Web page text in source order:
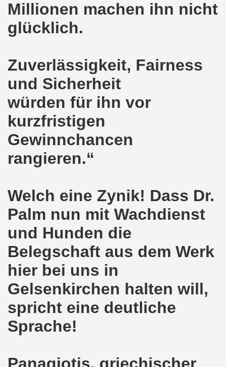
Millionen machen ihn nicht
glücklich.
Zuverlässigkeit, Fairness
und Sicherheit
würden für ihn vor
kurzfristigen
Gewinnchancen
rangieren.“
Welch eine Zynik! Dass Dr.
Palm nun mit Wachdienst
und Hunden die
Belegschaft aus dem Werk
hier bei uns in
Gelsenkirchen halten will,
spricht eine deutliche
Sprache!
Panagiotis, griechischer
wünscht allen Freundinnen und wünscht allen
Bewegung am 10.12.2018 mit gelben Westen und
Bewegung Gelsenkirchen mit Frank Oettler
Bewegung findet ausnahmsweise am 03.12.2018 in
vor dem Amtsgericht Gelsenkirchen: Weg mit der
Montagsdemo-Bewegung ist und bleibt wirklich jetzt
Bewegung ruft auf am 05.11.2018 zur Solidarität mit
am 24.09.2018 uneingeschränkt
Setzen wir gemeinsam ein kämpferisches Zeichen
Montagsdemonstration: Kampf gegen
Bewegung am 01.10.2018 - gegen die
und wichtige Informationen zur 15.